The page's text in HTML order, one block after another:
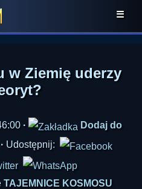
☰
w Ziemię uderzy
·
Dodaj do
· Udostępnij:
TAJEMNICE KOSMOSU